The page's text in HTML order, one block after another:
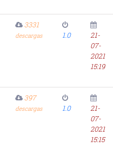
3331
descargas 1.0
21-
07-
2021
15:19
397
descargas 1.0
21-
07-
2021
15:15